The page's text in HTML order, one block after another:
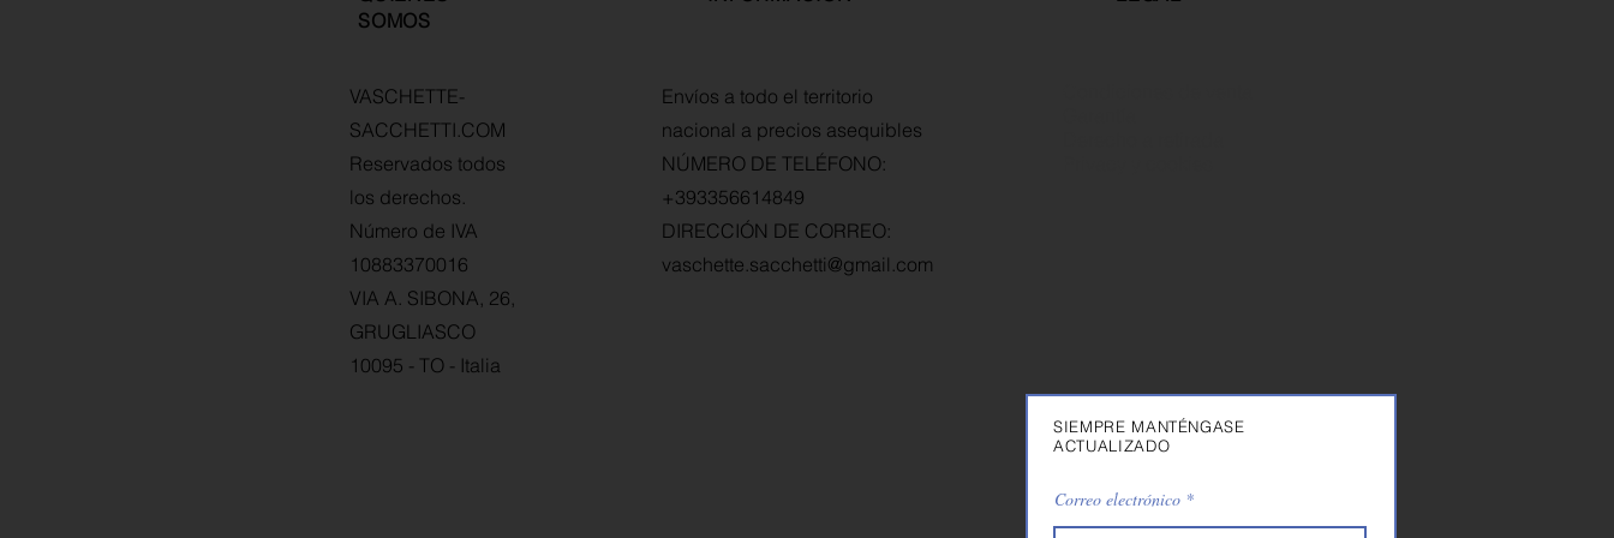
SOMOS
VASCHETTE-
SACCHETTI.COM
Reservados todos
los derechos.
Número de IVA
10883370016
VIA A. SIBONA, 26,
GRUGLIASCO
10095 - TO - Italia
Envíos a todo el territorio
nacional a precios asequibles
NÚMERO DE TELÉFONO:
+393356614849
DIRECCIÓN DE CORREO:
vaschette.sacchetti@gmail.com
SIEMPRE MANTÉNGASE
ACTUALIZADO
Correo electrónico